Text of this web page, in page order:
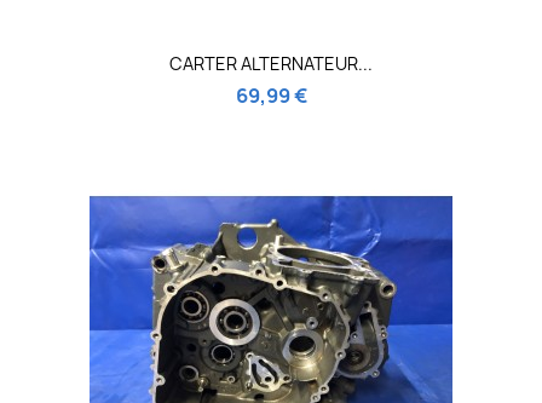
CARTER ALTERNATEUR...
69,99 €